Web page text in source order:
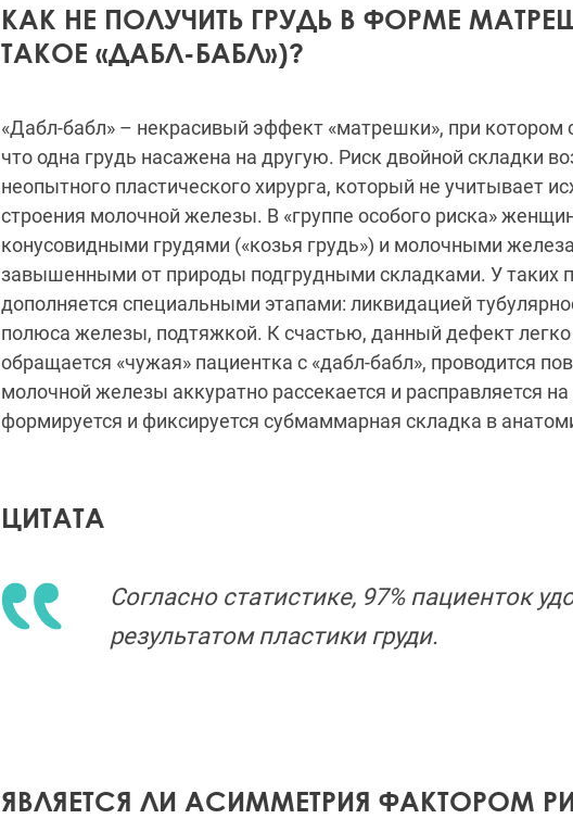
КАК НЕ ПОЛУЧИТЬ ГРУДЬ В ФОРМЕ
ТАКОЕ «ДАБЛ-БАБЛ»)?
«Дабл-бабл» – некрасивый эффект «матрешки», при котором
что одна грудь насажена на другую. Риск двойной складки
неопытного пластического хирурга, который не учитывает
строения молочной железы. В «группе особого риска»
конусовидными грудями («козья грудь») и молочными
завышенными от природы подгрудными складками. У таких
дополняется специальными этапами: ликвидацией
полюса железы, подтяжкой. К счастью, данный дефект легко
обращается «чужая» пациентка с «дабл-бабл», проводится
молочной железы аккуратно рассекается и расправляется
формируется и фиксируется субмаммарная складка в
ЦИТАТА
Согласно статистике, 97% пациенток
результатом пластики груди.
ЯВЛЯЕТСЯ ЛИ АСИММЕТРИЯ ФАКТОРОМ